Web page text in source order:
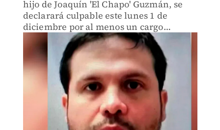
hijo de Joaquín 'El Chapo' Guzmán, se
declarará culpable este lunes 1 de
diciembre por al menos un cargo
relacionado con tráfico de drogas en una
corte federal de Chicago.